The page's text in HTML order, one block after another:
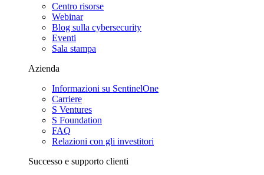
Centro risorse
Webinar
Blog sulla cybersecurity
Eventi
Sala stampa
Azienda
Informazioni su SentinelOne
Carriere
S Ventures
S Foundation
FAQ
Relazioni con gli investitori
Successo e supporto clienti